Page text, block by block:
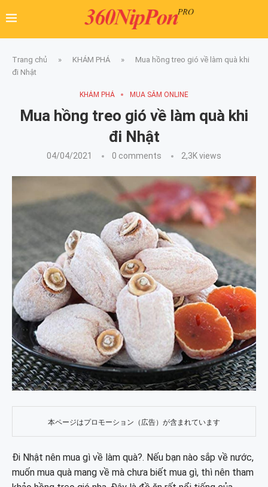
Trang chủ » KHÁM PHÁ »
Mua hồng treo gió về làm quà khi
đi Nhật
KHÁM PHÁ MUA SẮM ONLINE
Mua hồng treo gió về làm quà khi
đi Nhật
04/04/2021 0 comments 2,3Kviews
本ページはプロモーション（広告）が含まれています
Đi Nhật nên mua gì về làm quà?. Nếu bạn nào sắp về nước,
muốn mua quà mang về mà chưa biết mua gì, thì nên tham